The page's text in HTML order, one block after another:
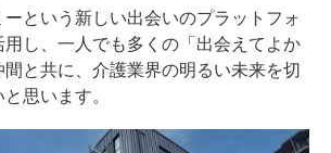
ーという新しい出会いのプラットフォ
用し、一人でも多くの「出会えてよか
間と共に、介護業界の明るい未来を切
思います。